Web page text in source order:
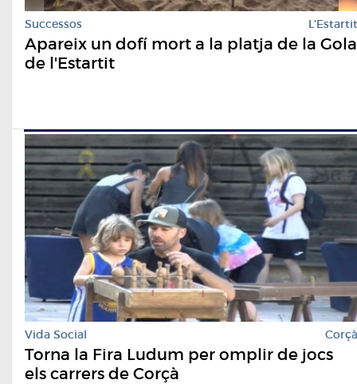
Successos L'Estartit
Apareix un dofí mort a la platja de la Gola
de l'Estartit
Vida Social Corçà
Torna la Fira Ludum per omplir de jocs
els carrers de Corçà